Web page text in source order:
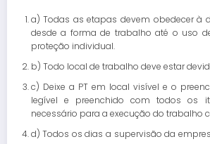
a) Todas as etapas devem obedecer à
desde a forma de trabalho até o uso
proteção individual.
b) Todo local de trabalho deve estar
c) Deixe a PT em local visível e o
legível e preenchido com todos os
necessário para a execução do trabalho
d) Todos os dias a supervisão da